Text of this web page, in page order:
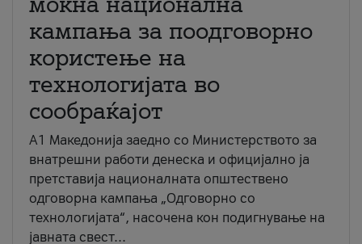
кампања за поодговорно
користење на
технологијата во
сообраќајот
A1 Македонија заедно со Министерството за
внатрешни работи денеска и официјално ја
претставија националната општествено
одговорна кампања „Одговорно со
технологијата“, насочена кон подигнување на
јавната свест...